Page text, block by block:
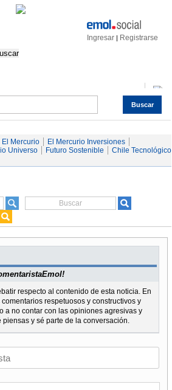
Ingresar | Registrarse
Buscar
Servicios
El Mercurio
El Mercurio Inversiones
Universo Futuro Sostenible
Chile Tecnológico
respecto al contenido de esta noticia. En
respetuosos y constructivos y
a no contar con las opiniones agresivas y
y sé parte de la conversación.